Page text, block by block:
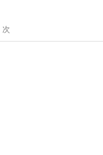
次